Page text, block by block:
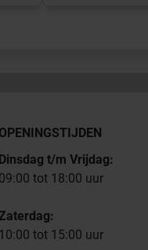
OPENINGSTIJDEN
Dinsdag t/m Vrijdag:
09:00 tot 18:00 uur
Zaterdag:
10:00 tot 15:00 uur